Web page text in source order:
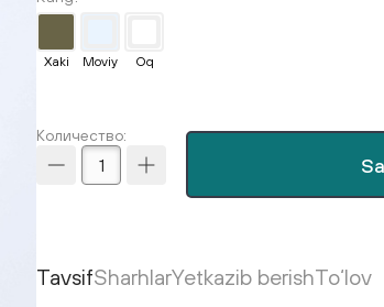
Xaki Moviy Oq
Количество:
TavsifSharhlarYetkazib berishTo‘lov